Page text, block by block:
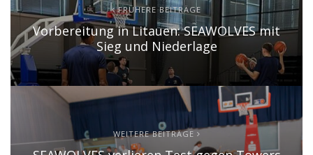
FRÜHERE BEITRÄGE
Vorbereitung in Litauen: SEAWOLVES mit
Sieg und Niederlage
WEITERE BEITRÄGE